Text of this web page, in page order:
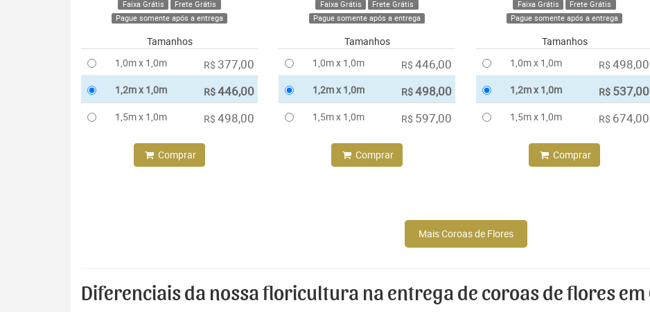
Faixa Grátis
Frete Grátis
Pague somente após a entrega
Tamanhos
1,0m x 1,0m
R$ 377,00
1,2m x 1,0m R$446,00
1,5m x 1,0m R$ 498,00
Comprar
Faixa Grátis
Frete Grátis
Pague somente após a entrega
Tamanhos
1,0m x 1,0m
R$ 446,00
1,2m x 1,0m R$498,00
1,5m x 1,0m R$ 597,00
Comprar
Faixa Grátis
Frete Grátis
Pague somente após a entrega
Tamanhos
1,0m x 1,0m
R$ 498,00
1,2m x 1,0m R$ 537,00
1,5m x 1,0m R$ 674,00
Comprar
Mais Coroas de Flores
Diferenciais da nossa floricultura na entrega de coroas de flores em